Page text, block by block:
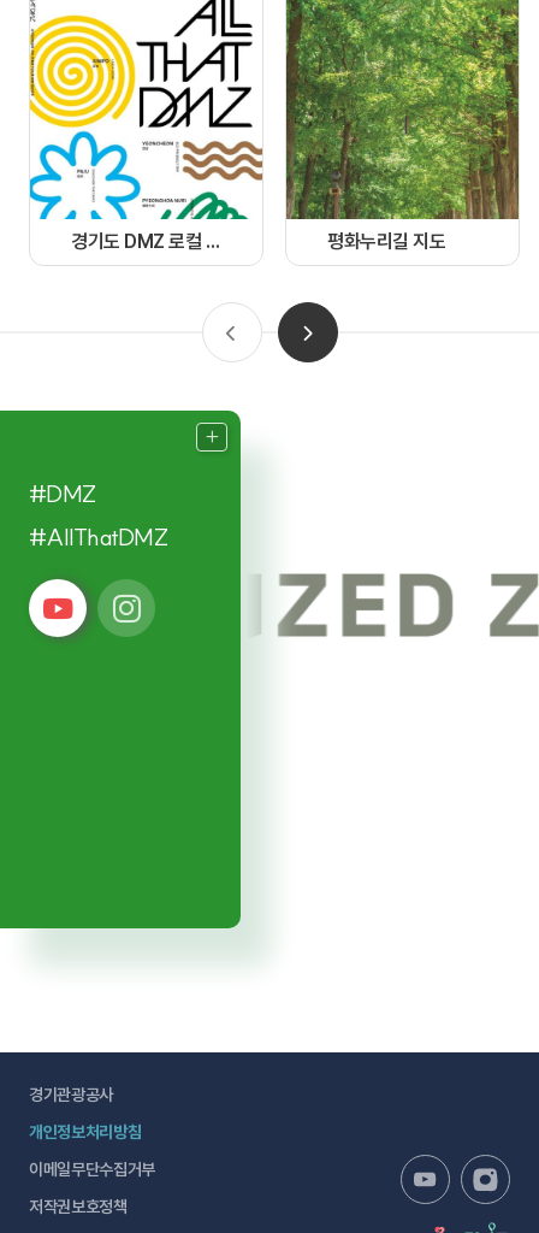
경기도 DMZ 로컬 가이드북 평화누리길 지도
#DMZ
#AllThatDMZ
경기관광공사
개인정보처리방침
이메일무단수집거부
저작권보호정책